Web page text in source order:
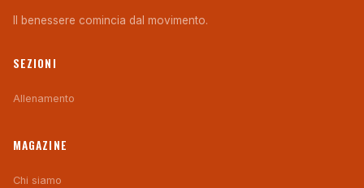
Il benessere comincia dal movimento.
SEZIONI
Allenamento
MAGAZINE
Chi siamo